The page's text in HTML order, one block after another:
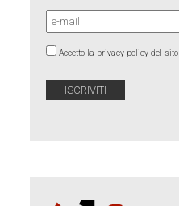
Accetto la privacy policy del sito